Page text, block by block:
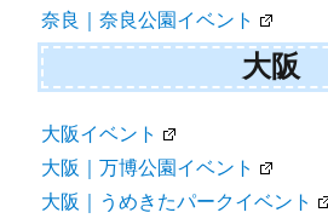
奈良｜奈良公園イベント
大阪
大阪イベント
大阪｜万博公園イベント
大阪｜うめきたパークイベント